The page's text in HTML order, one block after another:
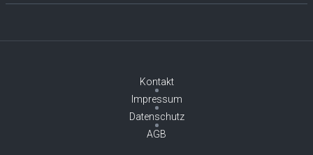
Kontakt
Impressum
Datenschutz
AGB